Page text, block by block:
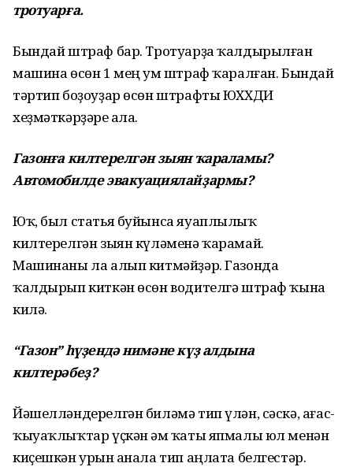
тротуарға.
Бындай штраф бар. Тротуарҙа ҡалдырылған
машина өсөн 1 мең һум штраф ҡаралған. Бындай
тәртип боҙоуҙар өсөн штрафты ЮХХДИ
хеҙмәткәрҙәре һала.
Газонға килтерелгән зыян ҡараламы?
Автомобилде эвакуациялайҙармы?
Юҡ, был статья буйынса яуаплылыҡ
килтерелгән зыян күләменә ҡарамай.
Машинаны ла алып китмәйҙәр. Газонда
ҡалдырып киткән өсөн водителгә штраф ҡына
килә.
“Газон” һүҙендә нимәне күҙ алдына
килтерәбеҙ?
Йәшелләндерелгән биләмә тип үлән, сәскә, ағас-
ҡыуаҡлыҡтар үҫкән һәм ҡаты япмалы юл менән
киҫешкән урын һанала тип аңлата белгестәр.